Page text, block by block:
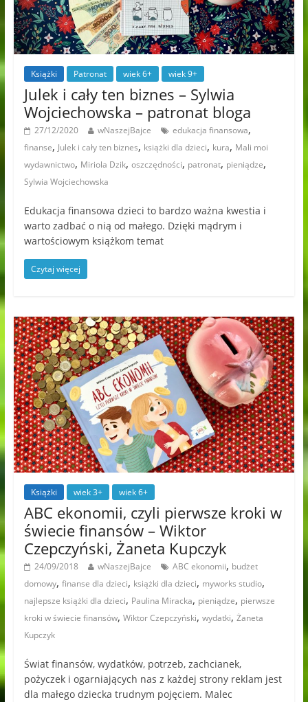
Książki Patronat wiek 6+ wiek 9+
Julek i cały ten biznes – Sylwia
Wojciechowska – patronat bloga
27/12/2020 wNaszejBajce edukacja finansowa,
finanse, Julek i cały ten biznes, książki dla dzieci, kura, Mali moi
wydawnictwo, Miriola Dzik, oszczędności, patronat, pieniądze,
Sylwia Wojciechowska
Edukacja finansowa dzieci to bardzo ważna kwestia i
warto zadbać o nią od małego. Dzięki mądrym i
wartościowym książkom temat
Czytaj więcej
Książki wiek 3+ wiek 6+
ABC ekonomii, czyli pierwsze kroki w
świecie finansów – Wiktor
Czepczyński, Żaneta Kupczyk
24/09/2018 wNaszejBajce ABC ekonomii, budżet
domowy, finanse dla dzieci, książki dla dzieci, myworks studio,
najlepsze książki dla dzieci, Paulina Miracka, pieniądze, pierwsze
kroki w świecie finansów, Wiktor Czepczyński, wydatki, Żaneta
Kupczyk
Świat finansów, wydatków, potrzeb, zachcianek,
pożyczek i ogarniających nas z każdej strony reklam jest
dla małego dziecka trudnym pojęciem. Malec